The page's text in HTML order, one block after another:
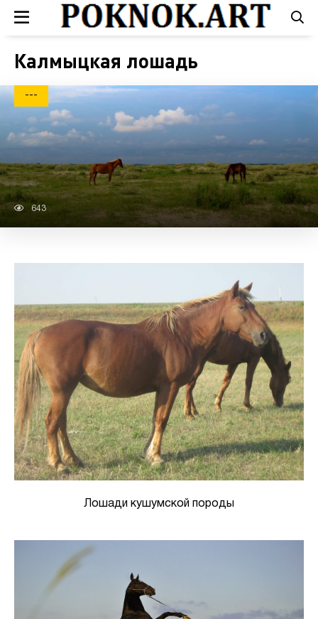
Калмыцкая лошадь
---
643
Лошади кушумской породы